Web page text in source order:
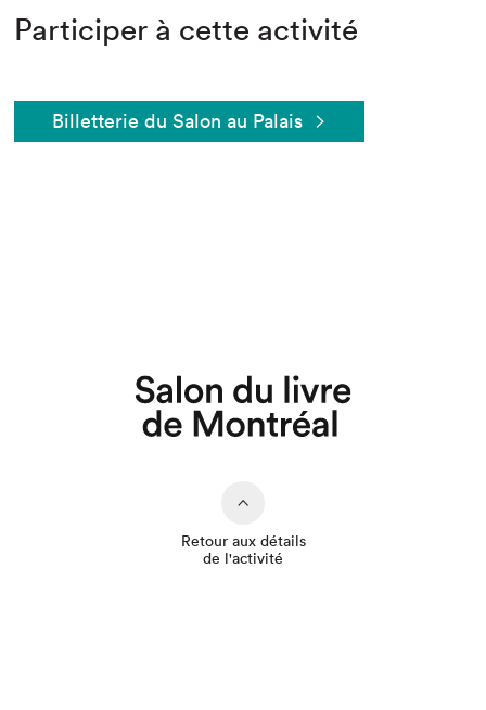
Participer à cette activité
Billetterie du Salon au Palais
Retour aux détails
de l'activité